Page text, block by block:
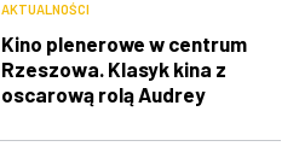
AKTUALNOŚCI
Kino plenerowe w centrum
Rzeszowa. Klasyk kina z
oscarową rolą Audrey